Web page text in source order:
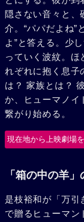
隠さない音々と、
介。“パパだよね”
よ”と答える。少
っていく波紋。ほ
れぞれに抱く息子
は？ 家族とは？
か、ヒューマノイ
繋がり始める。
現在地から上映劇場
「箱の中の羊
是枝裕和が「万引
で贈るヒューマン